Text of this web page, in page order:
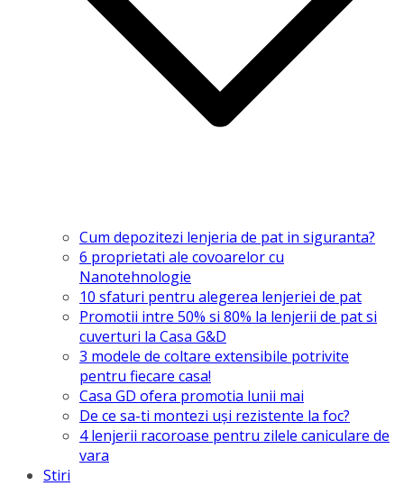
Cum depozitezi lenjeria de pat in siguranta?
6 proprietati ale covoarelor cu
Nanotehnologie
10 sfaturi pentru alegerea lenjeriei de pat
Promotii intre 50% si 80% la lenjerii de pat si
cuverturi la Casa G&D
3 modele de coltare extensibile potrivite
pentru fiecare casa!
Casa GD ofera promotia lunii mai
De ce sa-ti montezi uşi rezistente la foc?
4 lenjerii racoroase pentru zilele caniculare de
vara
Stiri